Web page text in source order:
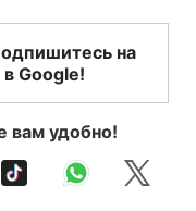
на
Google!
вам удобно!